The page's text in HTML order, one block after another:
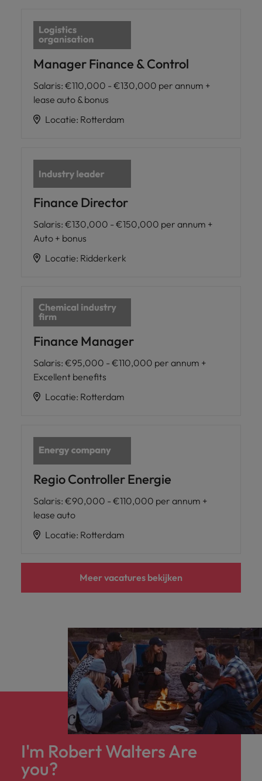
Manager Finance & Control
Salaris: €110,000 - €130,000 per annum +
lease auto & bonus
Locatie: Rotterdam
Finance Director
Salaris: €130,000 - €150,000 per annum +
Auto + bonus
Locatie: Ridderkerk
Finance Manager
Salaris: €95,000 - €110,000 per annum +
Excellent benefits
Locatie: Rotterdam
Regio Controller Energie
Salaris: €90,000 - €110,000 per annum +
lease auto
Locatie: Rotterdam
Meer vacatures bekijken
I'm Robert Walters Are
you?